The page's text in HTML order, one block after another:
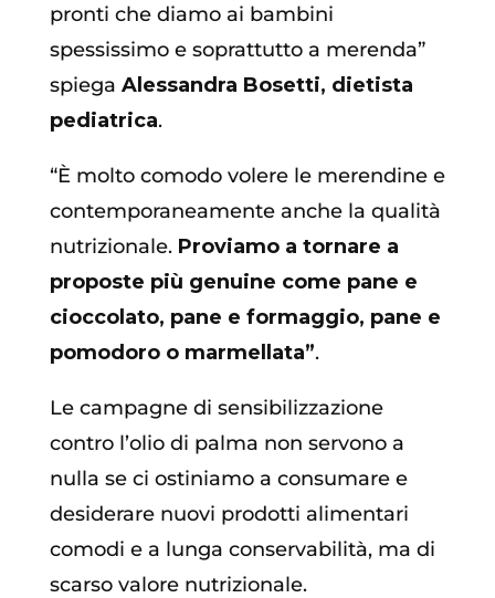
pronti che diamo ai bambini
spessissimo e soprattutto a merenda”
spiega Alessandra Bosetti, dietista
pediatrica.
“È molto comodo volere le merendine e
contemporaneamente anche la qualità
nutrizionale. Proviamo a tornare a
proposte più genuine come pane e
cioccolato, pane e formaggio, pane e
pomodoro o marmellata”.
Le campagne di sensibilizzazione
contro l’olio di palma non servono a
nulla se ci ostiniamo a consumare e
desiderare nuovi prodotti alimentari
comodi e a lunga conservabilità, ma di
scarso valore nutrizionale.